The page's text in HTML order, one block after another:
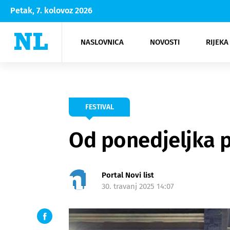
Petak, 7. kolovoz 2026
NASLOVNICA NOVOSTI
Rijeka Opatija
NK
Moda
Kultura
FESTIVAL
Od ponedjeljka
Portal Novi list
30. travanj 2025 14:07